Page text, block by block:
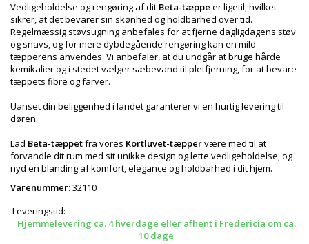
Vedligeholdelse og rengøring af dit Beta-tæppe er ligetil, hvilket
sikrer, at det bevarer sin skønhed og holdbarhed over tid.
Regelmæssig støvsugning anbefales for at fjerne dagligdagens støv
og snavs, og for mere dybdegående rengøring kan en mild
tæpperens anvendes. Vi anbefaler, at du undgår at bruge hårde
kemikalier og i stedet vælger sæbevand til pletfjerning, for at bevare
tæppets fibre og farver.
Uanset din beliggenhed i landet garanterer vi en hurtig levering til
døren.
Lad Beta-tæppetfra vores Kortluvet-tæppervære med til at
forvandle dit rum med sit unikke design og lette vedligeholdelse, og
nyd en blanding af komfort, elegance og holdbarhed i dit hjem.
Varenummer:32110
Leveringstid:
Hjemmelevering ca. 4 hverdage eller afhent i Fredericia om ca.
10 dage